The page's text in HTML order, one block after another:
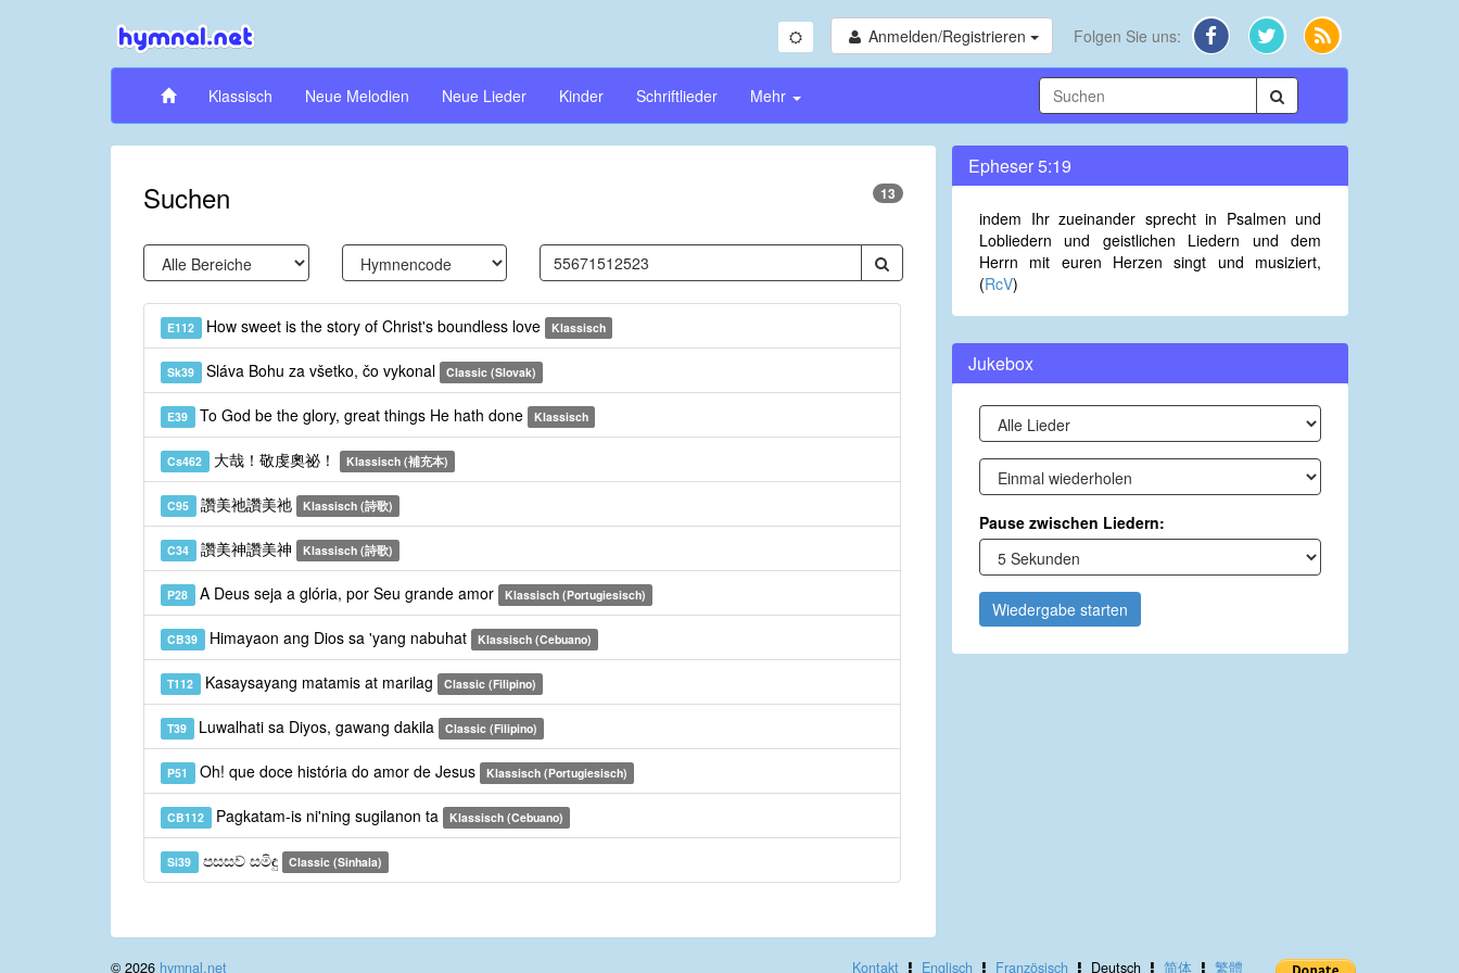
Anmelden/Registrieren Folgen Sie uns:
Klassisch Neue Melodien Neue Lieder Kinder Schriftlieder Mehr
Suchen 13
E112 How sweet is the story of Christ's boundless love Klassisch
Sk39 Sláva Bohu za všetko, čo vykonal Classic (Slovak)
E39 To God be the glory, great things He hath done Klassisch
Cs462 大哉！敬虔奧祕！ Klassisch (補充本)
C95 讚美祂讚美祂 Klassisch (詩歌)
C34 讚美神讚美神 Klassisch (詩歌)
P28 A Deus seja a glória, por Seu grande amor Klassisch (Portugiesisch)
CB39 Himayaon ang Dios sa 'yang nabuhat Klassisch (Cebuano)
T112 Kasaysayang matamis at marilag Classic (Filipino)
T39 Luwalhati sa Diyos, gawang dakila Classic (Filipino)
P51 Oh! que doce história do amor de Jesus Klassisch (Portugiesisch)
CB112 Pagkatam-is ni'ning sugilanon ta Klassisch (Cebuano)
Si39 පසසව් සමිඳු Classic (Sinhala)
Epheser 5:19
indem Ihr zueinander sprecht in Psalmen und
Lobliedern und geistlichen Liedern und dem
Herrn mit euren Herzen singt und musiziert,
(RcV)
Jukebox
Pause zwischen Liedern:
Wiedergabe starten
Kontakt Englisch Französisch Deutsch 简体 繁體
© 2026 hymnal.net